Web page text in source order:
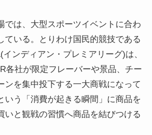
では、大型スポーツイベントに合わ
ている。とりわけ国民的競技である
ンディアン・プレミアリーグ)は、
各社が限定フレーバーや景品、チー
ンを集中投下する一大商戦になって
いう「消費が起きる瞬間」に商品を
いと観戦の習慣へ商品を結びつける